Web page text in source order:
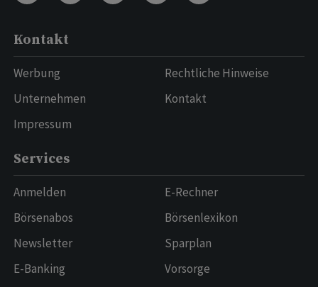
Kontakt
Werbung
Unternehmen
Impressum
Rechtliche Hinweise
Kontakt
Services
Anmelden
Börsenabos
Newsletter
E-Banking
E-Rechner
Börsenlexikon
Sparplan
Vorsorge